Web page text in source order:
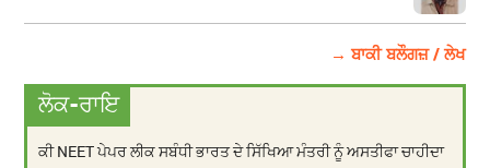
→ ਬਾਕੀ ਬਲੌਗਜ਼ / ਲੇਖ
ਲੋਕ-ਰਾਇ
ਕੀ NEET ਪੇਪਰ ਲੀਕ ਸਬੰਧੀ ਭਾਰਤ ਦੇ ਸਿੱਖਿਆ ਮੰਤਰੀ ਨੂੰ ਅਸਤੀਫਾ ਚਾਹੀਦਾ